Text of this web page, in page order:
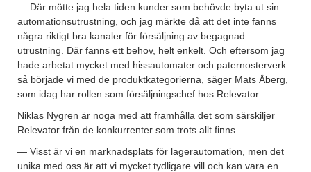
— Där mötte jag hela tiden kunder som behövde byta ut sin
automationsutrustning, och jag märkte då att det inte fanns
några riktigt bra kanaler för försäljning av begagnad
utrustning. Där fanns ett behov, helt enkelt. Och eftersom jag
hade arbetat mycket med hissautomater och paternosterverk
så började vi med de produktkategorierna, säger Mats Åberg,
som idag har rollen som försäljningschef hos Relevator.
Niklas Nygren är noga med att framhålla det som särskiljer
Relevator från de konkurrenter som trots allt finns.
— Visst är vi en marknadsplats för lagerautomation, men det
unika med oss är att vi mycket tydligare vill och kan vara en